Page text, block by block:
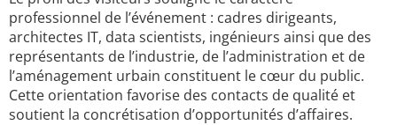
professionnel de l’événement : cadres dirigeants,
architectes IT, data scientists, ingénieurs ainsi que des
représentants de l’industrie, de l’administration et de
l’aménagement urbain constituent le cœur du public.
Cette orientation favorise des contacts de qualité et
soutient la concrétisation d’opportunités d’affaires.